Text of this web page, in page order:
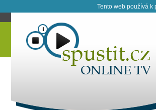
Tento web používá k